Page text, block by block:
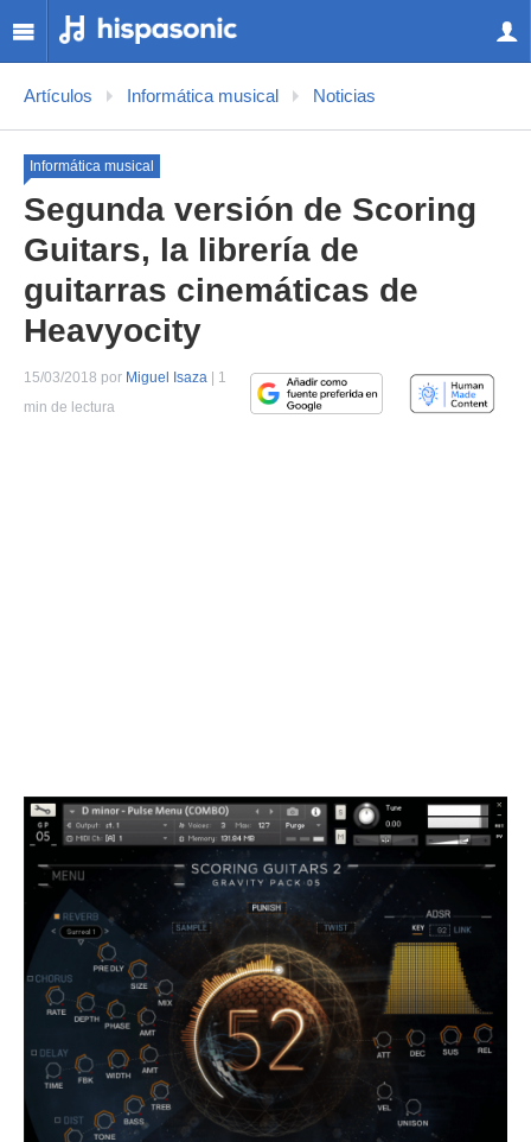
Artículos Informática musical Noticias
Informática musical
Segunda versión de Scoring
Guitars, la librería de
guitarras cinemáticas de
Heavyocity
15/03/2018 por Miguel Isaza | 1
min de lectura